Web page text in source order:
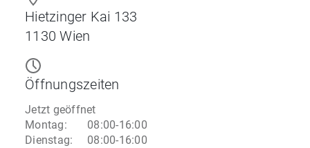
Hietzinger Kai 133
1130 Wien
Öffnungszeiten
Jetzt geöffnet
Montag:
08:00-16:00
Dienstag:
08:00-16:00